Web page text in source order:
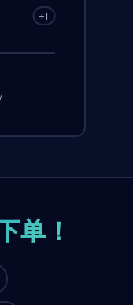
+1
单！
这位 booster，所以等的
上正常下单还要久一点。